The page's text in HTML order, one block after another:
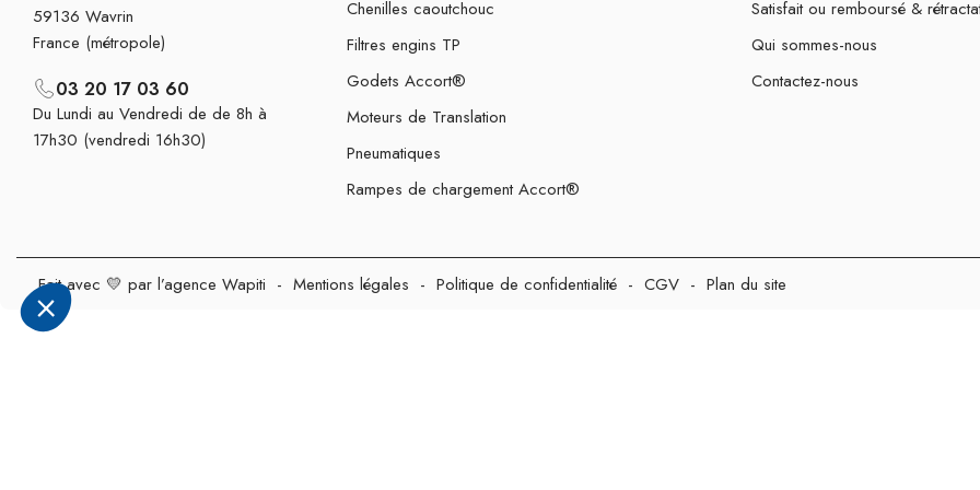
59136 Wavrin
France (métropole)
03 20 17 03 60
Du Lundi au Vendredi de de 8h à
17h30 (vendredi 16h30)
Chenilles caoutchouc
Filtres engins TP
Godets Accort®
Moteurs de Translation
Pneumatiques
Rampes de chargement Accort®
Satisfait ou remboursé &
Qui sommes-nous
Contactez-nous
Fait avec 💛 par l’agence Wapiti - Mentions légales - Politique de confidentialité - CGV - Plan du site